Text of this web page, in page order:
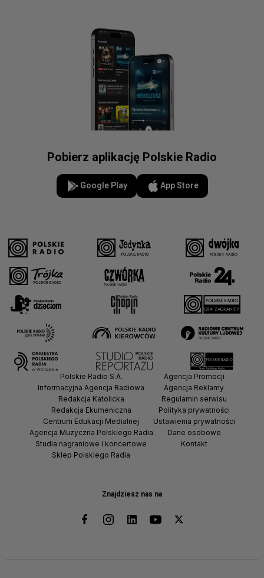
Pobierz aplikację Polskie Radio
Google Play App Store
Znajdziesz nas na
Polskie Radio S.A.
Informacyjna Agencja Radiowa
Redakcja Katolicka
Redakcja Ekumeniczna
Centrum Edukacji Medialnej
Agencja Muzyczna Polskiego Radia
Studia nagraniowe i koncertowe
Sklep Polskiego Radia
Agencja Promocji
Agencja Reklamy
Regulamin serwisu
Polityka prywatności
Ustawienia prywatności
Dane osobowe
Kontakt